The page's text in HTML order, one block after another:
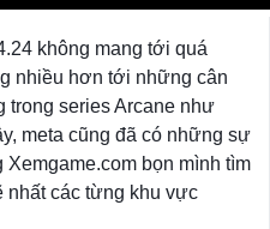
không mang tới quá
nhiều hơn tới những cân
trong series Arcane như
meta cũng đã có những sự
bọn mình tìm
nhất các từng khu vực